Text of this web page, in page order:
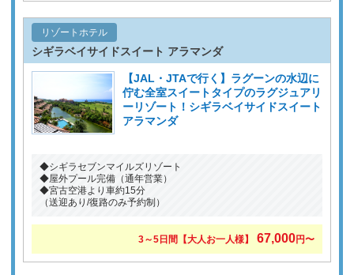
リゾートホテル
シギラベイサイドスイート アラマンダ
【JAL・JTAで行く】ラグーンの水辺に
佇む全室スイートタイプのラグジュアリ
ーリゾート！シギラベイサイドスイート
アラマンダ
◆シギラセブンマイルズリゾート
◆屋外プール完備（通年営業）
◆宮古空港より車約15分
（送迎あり/復路のみ予約制）
3～5日間【大人お一人様】 67,000円〜